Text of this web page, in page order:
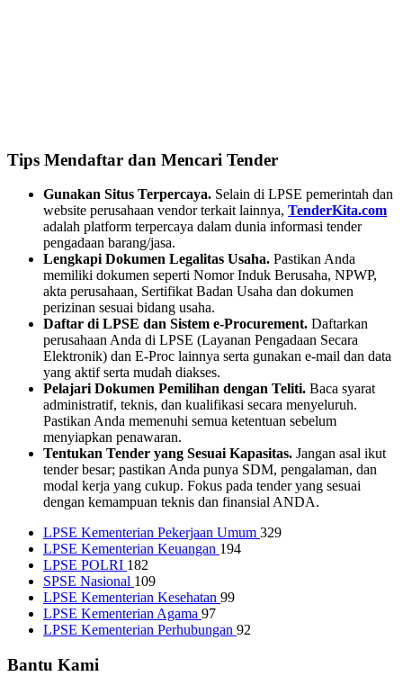
Tips Mendaftar dan Mencari Tender
Gunakan Situs Terpercaya. Selain di LPSE pemerintah dan
website perusahaan vendor terkait lainnya, TenderKita.com
adalah platform terpercaya dalam dunia informasi tender
pengadaan barang/jasa.
Lengkapi Dokumen Legalitas Usaha. Pastikan Anda
memiliki dokumen seperti Nomor Induk Berusaha, NPWP,
akta perusahaan, Sertifikat Badan Usaha dan dokumen
perizinan sesuai bidang usaha.
Daftar di LPSE dan Sistem e-Procurement. Daftarkan
perusahaan Anda di LPSE (Layanan Pengadaan Secara
Elektronik) dan E-Proc lainnya serta gunakan e-mail dan data
yang aktif serta mudah diakses.
Pelajari Dokumen Pemilihan dengan Teliti. Baca syarat
administratif, teknis, dan kualifikasi secara menyeluruh.
Pastikan Anda memenuhi semua ketentuan sebelum
menyiapkan penawaran.
Tentukan Tender yang Sesuai Kapasitas. Jangan asal ikut
tender besar; pastikan Anda punya SDM, pengalaman, dan
modal kerja yang cukup. Fokus pada tender yang sesuai
dengan kemampuan teknis dan finansial ANDA.
LPSE Kementerian Pekerjaan Umum 329
LPSE Kementerian Keuangan 194
LPSE POLRI 182
SPSE Nasional 109
LPSE Kementerian Kesehatan 99
LPSE Kementerian Agama 97
LPSE Kementerian Perhubungan 92
Bantu Kami